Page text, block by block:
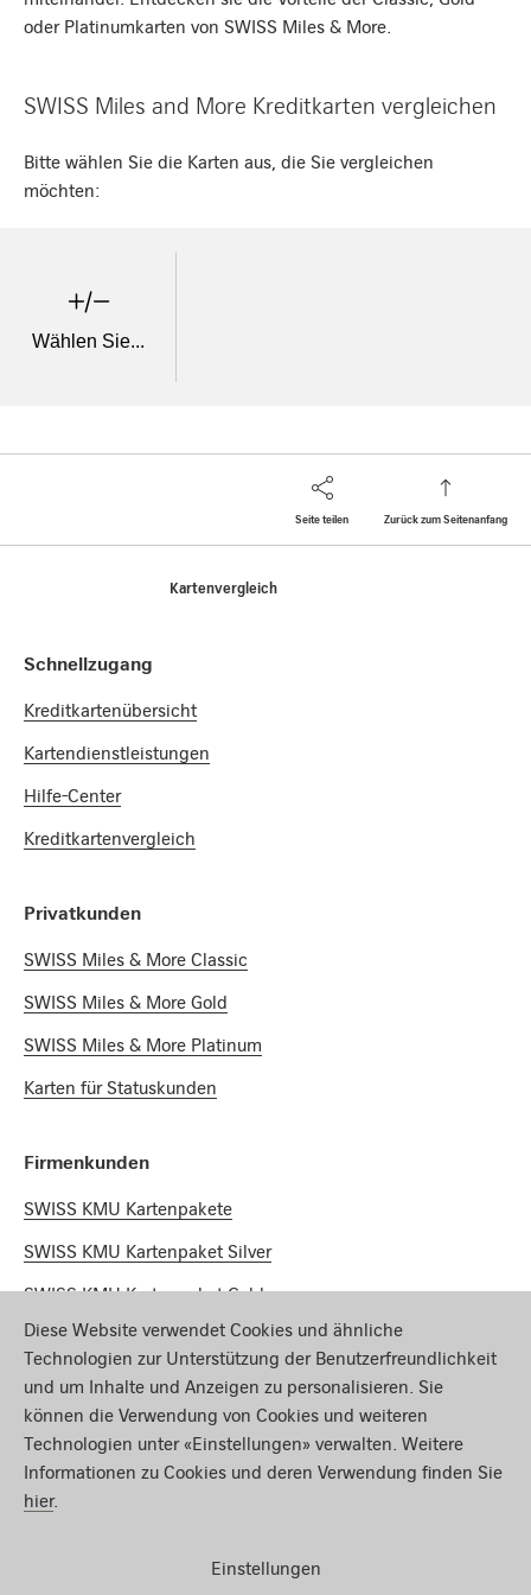
Diese Website verwendet Cookies und ähnliche
Technologien zur Unterstützung der Benutzerfreundlichkeit
und um Inhalte und Anzeigen zu personalisieren. Sie
können die Verwendung von Cookies und weiteren
Technologien unter «Einstellungen» verwalten. Weitere
Informationen zu Cookies und deren Verwendung finden Sie
hier.
Einstellungen
oder Platinumkarten von SWISS Miles & More.
SWISS Miles and More Kreditkarten vergleichen
Bitte wählen Sie die Karten aus, die Sie vergleichen
möchten:
Wählen Sie...
Seite teilen Zurück zum Seitenanfang
Kartenvergleich
Footer Navigation
Schnellzugang
Kreditkartenübersicht
Kartendienstleistungen
Hilfe-Center
Kreditkartenvergleich
Privatkunden
SWISS Miles & More Classic
SWISS Miles & More Gold
SWISS Miles & More Platinum
Karten für Statuskunden
Firmenkunden
SWISS KMU Kartenpakete
SWISS KMU Kartenpaket Silver
SWISS KMU Kartenpaket Gold
SWISS KMU Kartenpaket Platinum
Miles & More
Meilenrechner
Meilen sammeln